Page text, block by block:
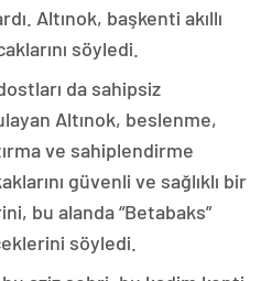
Altınok, başkenti akıllı
söyledi.
da sahipsiz
Altınok, beslenme,
ve sahiplendirme
güvenli ve sağlıklı bir
bu alanda “Betabaks”
söyledi.